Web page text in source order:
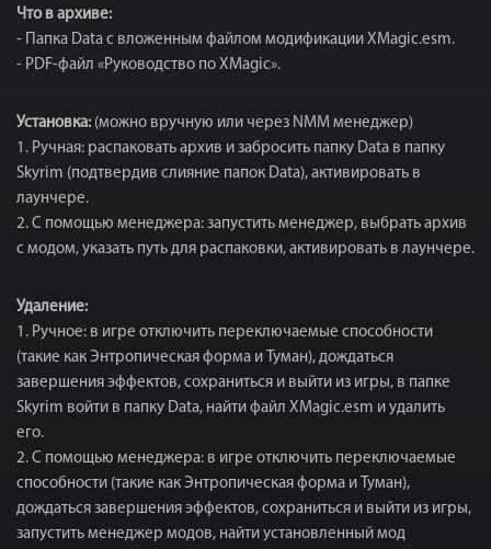
Что в архиве:
- Папка Data с вложенным файлом модификации XMagic.esm.
- PDF-файл «Руководство по XMagic».
Установка: (можно вручную или через NMM менеджер)
1. Ручная: распаковать архив и забросить папку Data в папку
Skyrim (подтвердив слияние папок Data), активировать в
лаунчере.
2. С помощью менеджера: запустить менеджер, выбрать архив
с модом, указать путь для распаковки, активировать в лаунчере.
Удаление:
1. Ручное: в игре отключить переключаемые способности
(такие как Энтропическая форма и Туман), дождаться
завершения эффектов, сохраниться и выйти из игры, в папке
Skyrim войти в папку Data, найти файл XMagic.esm и удалить
его.
2. С помощью менеджера: в игре отключить переключаемые
способности (такие как Энтропическая форма и Туман),
дождаться завершения эффектов, сохраниться и выйти из игры,
запустить менеджер модов, найти установленный мод